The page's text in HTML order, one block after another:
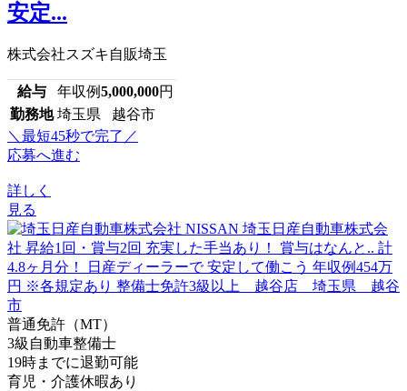
安定...
株式会社スズキ自販埼玉
給与 年収例5,000,000円
勤務地 埼玉県 越谷市
＼最短45秒で完了／
応募へ進む
詳しく
見る
普通免許（MT）
3級自動車整備士
19時までに退勤可能
育児・介護休暇あり